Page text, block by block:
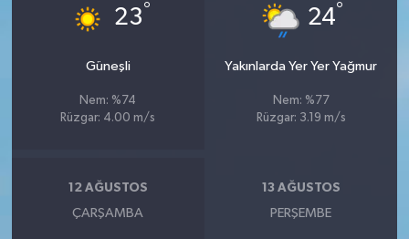
23°
Güneşli
Nem: %74
Rüzgar: 4.00 m/s
24°
Yakınlarda Yer Yer Yağmur
Nem: %77
Rüzgar: 3.19 m/s
12 AĞUSTOS
ÇARŞAMBA
13 AĞUSTOS
PERŞEMBE